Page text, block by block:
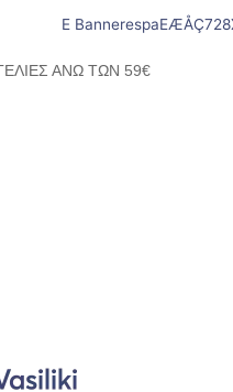
ΑΝΩ ΤΩΝ 59€